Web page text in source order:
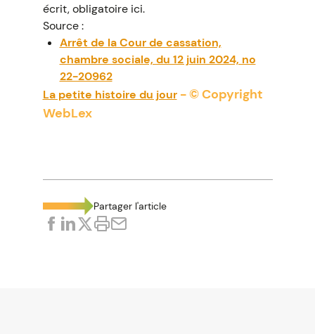
écrit, obligatoire ici.
Source :
Arrêt de la Cour de cassation,
chambre sociale, du 12 juin 2024, no
22-20962
La petite histoire du jour- © Copyright
WebLex
Partager l'article